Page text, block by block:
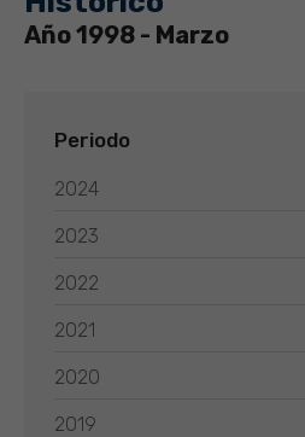
Año 1998 - Marzo
Periodo
2024
2023
2022
2021
2020
2019